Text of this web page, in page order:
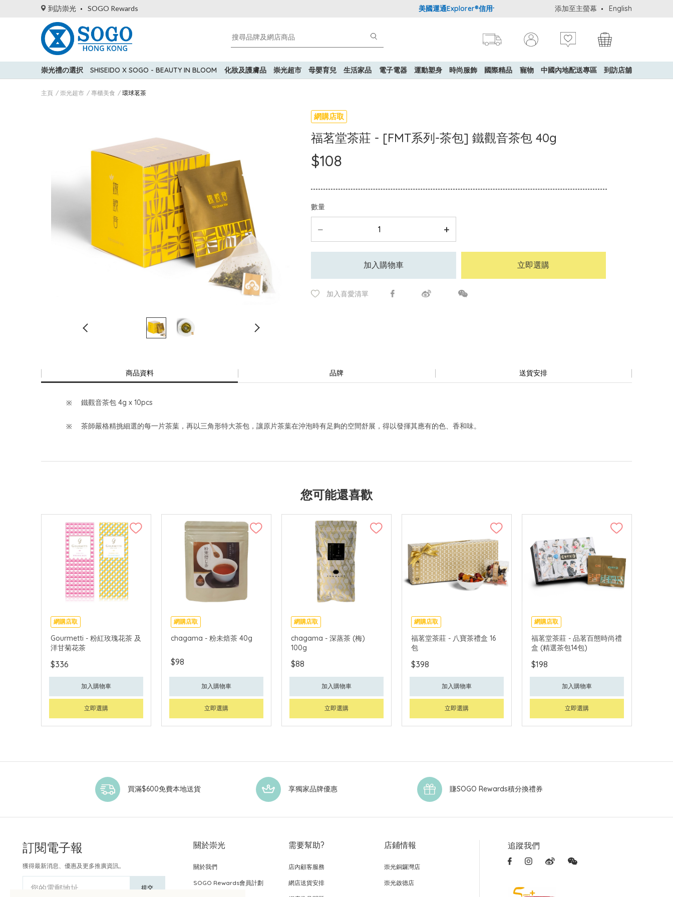
到訪崇光 SOGO Rewards 美國運通Explorer®信用卡會員購物禮遇：高達5%簽賬回贈！ 購買一般貨品(冷凍食
添加至主螢幕 English
崇光禮の選択 SHISEIDO X SOGO - BEAUTY IN BLOOM 化妝及護膚品 崇光超市 母嬰育兒 生活家品 電子電器 運動塑身 時尚服飾 國際精品 寵物 中國內地配送專區 到訪店舖
主頁 崇光超市 專櫃美食 環球茗茶
網購店取
福茗堂茶莊 - [FMT系列-茶包] 鐵觀音茶包 40g
$108
數量
加入購物車 立即選購
加入喜愛清單
商品資料 品牌 送貨安排
鐵觀音茶包 4g x 10pcs
茶師嚴格精挑細選的每一片茶葉，再以三角形特大茶包，讓原片茶葉在沖泡時有足夠的空間舒展，得以發揮其應有的色、香和味。
您可能還喜歡
網購店取
Gourmetti - 粉紅玫瑰花茶 及
洋甘菊花茶
$336
加入購物車
立即選購
網購店取
chagama - 粉未焙茶 40g
$98
加入購物車
立即選購
網購店取
chagama - 深蒸茶 (梅)
100g
$88
加入購物車
立即選購
網購店取
福茗堂茶莊 - 八寶茶禮盒 16
包
$398
加入購物車
立即選購
網購店取
福茗堂茶莊 - 品茗百態時尚禮
盒 (精選茶包14包)
$198
加入購物車
立即選購
買滿$600免費本地送貨 享獨家品牌優惠 賺SOGO Rewards積分換禮券
訂閱電子報
獲得最新消息、優惠及更多推廣資訊。
您的電郵地址 提交
關於崇光
關於我們
SOGO Rewards會員計劃
需要幫助?
店內顧客服務
網店送貨安排
店鋪情報
崇光銅鑼灣店
崇光啟德店
追蹤我們